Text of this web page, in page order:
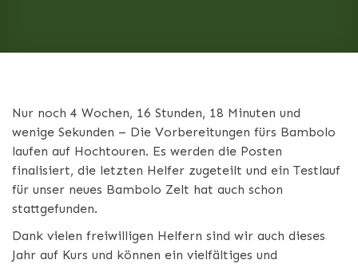
Nur noch 4 Wochen, 16 Stunden, 18 Minuten und
wenige Sekunden – Die Vorbereitungen fürs Bambolo
laufen auf Hochtouren. Es werden die Posten
finalisiert, die letzten Helfer zugeteilt und ein Testlauf
für unser neues Bambolo Zelt hat auch schon
stattgefunden.
Dank vielen freiwilligen Helfern sind wir auch dieses
Jahr auf Kurs und können ein vielfältiges und